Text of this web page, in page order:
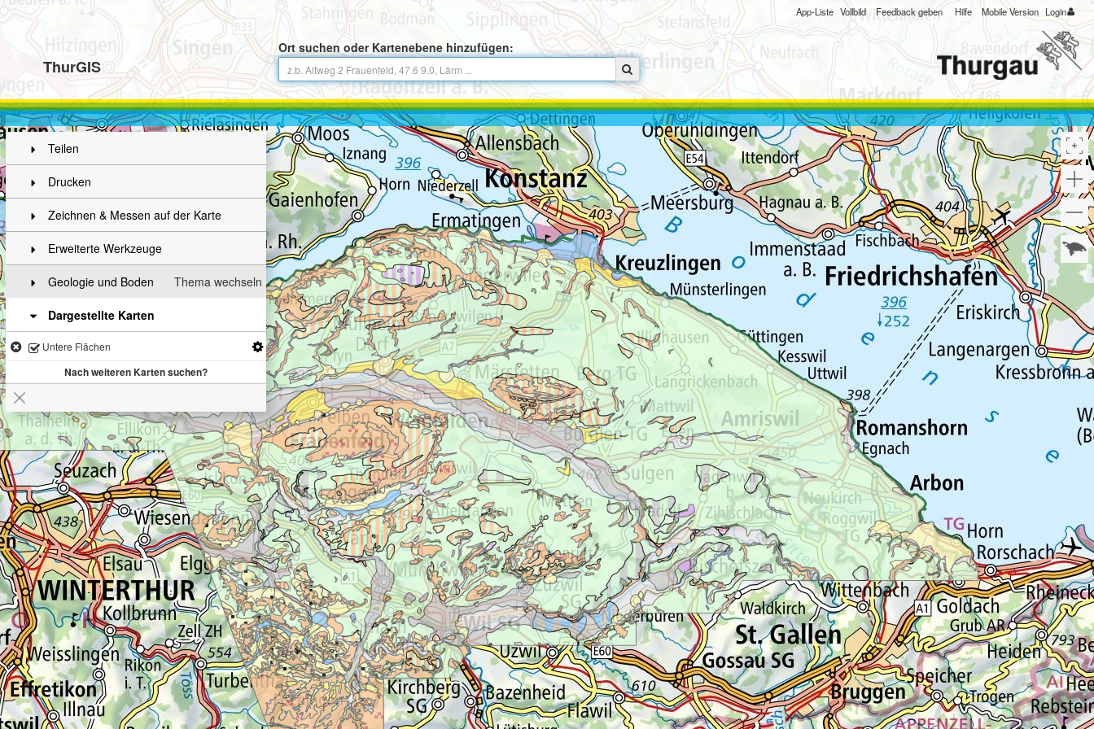
ThurGIS
Ort suchen oder Kartenebene hinzufügen:
App-Liste Vollbild Feedback geben Hilfe Mobile Version Login
Teilen
Drucken
Zeichnen & Messen auf der Karte
Erweiterte Werkzeuge
Thema wechseln
Geologie und Boden
Dargestellte Karten
Untere Flächen
Nach weiteren Karten suchen?